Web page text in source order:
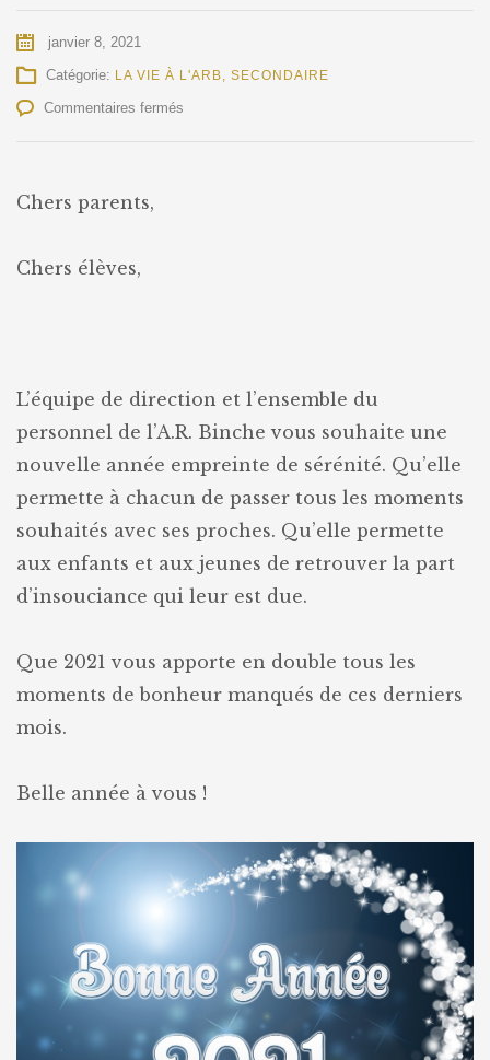
janvier 8, 2021
Catégorie: LA VIE À L'ARB, SECONDAIRE
Commentaires fermés
Chers parents,
Chers élèves,
L’équipe de direction et l’ensemble du
personnel de l’A.R. Binche vous souhaite une
nouvelle année empreinte de sérénité. Qu’elle
permette à chacun de passer tous les moments
souhaités avec ses proches. Qu’elle permette
aux enfants et aux jeunes de retrouver la part
d’insouciance qui leur est due.
Que 2021 vous apporte en double tous les
moments de bonheur manqués de ces derniers
mois.
Belle année à vous !